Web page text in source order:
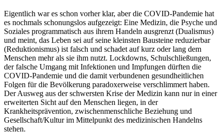
Eigentlich war es schon vorher klar, aber die COVID-Pandemie hat
es nochmals schonungslos aufgezeigt: Eine Medizin, die Psyche und
Soziales programmatisch aus ihrem Handeln ausgrenzt (Dualismus)
und meint, das Leben sei auf seine kleinsten Bausteine reduzierbar
(Reduktionismus) ist falsch und schadet auf kurz oder lang dem
Menschen mehr als sie ihm nutzt. Lockdowns, Schulschließungen,
der falsche Umgang mit Infektionen und Impfungen dürften die
COVID-Pandemie und die damit verbundenen gesundheitlichen
Folgen für die Bevölkerung paradoxerweise verschlimmert haben.
Der Ausweg aus der schwersten Krise der Medizin kann nur in einer
erweiterten Sicht auf den Menschen liegen, in der
Krankheitsprävention, zwischenmenschliche Beziehung und
Gesellschaft/Kultur im Mittelpunkt des medizinischen Handelns
stehen.